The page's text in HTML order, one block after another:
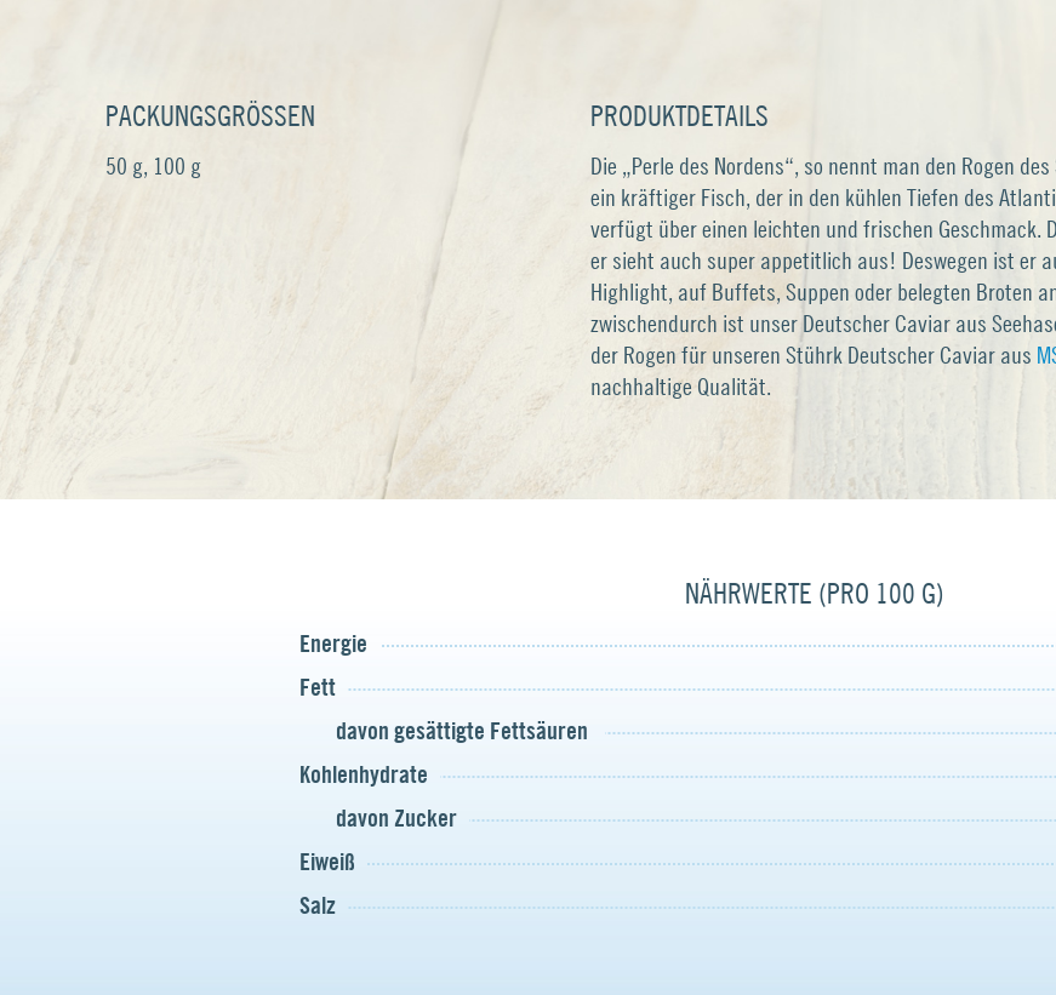
PACKUNGSGRÖSSEN
50 g, 100 g
PRODUKTDETAILS
Die „Perle des Nordens“, so nennt man den Rogen
ein kräftiger Fisch, der in den kühlen Tiefen des
verfügt über einen leichten und frischen Geschmack.
er sieht auch super appetitlich aus! Deswegen ist er
Highlight, auf Buffets, Suppen oder belegten Broten
zwischendurch ist unser Deutscher Caviar aus
der Rogen für unseren Stührk Deutscher Caviar aus
nachhaltige Qualität.
NÄHRWERTE (PRO 100 G)
Energie
Fett
davon gesättigte Fettsäuren
Kohlenhydrate
davon Zucker
Eiweiß
Salz